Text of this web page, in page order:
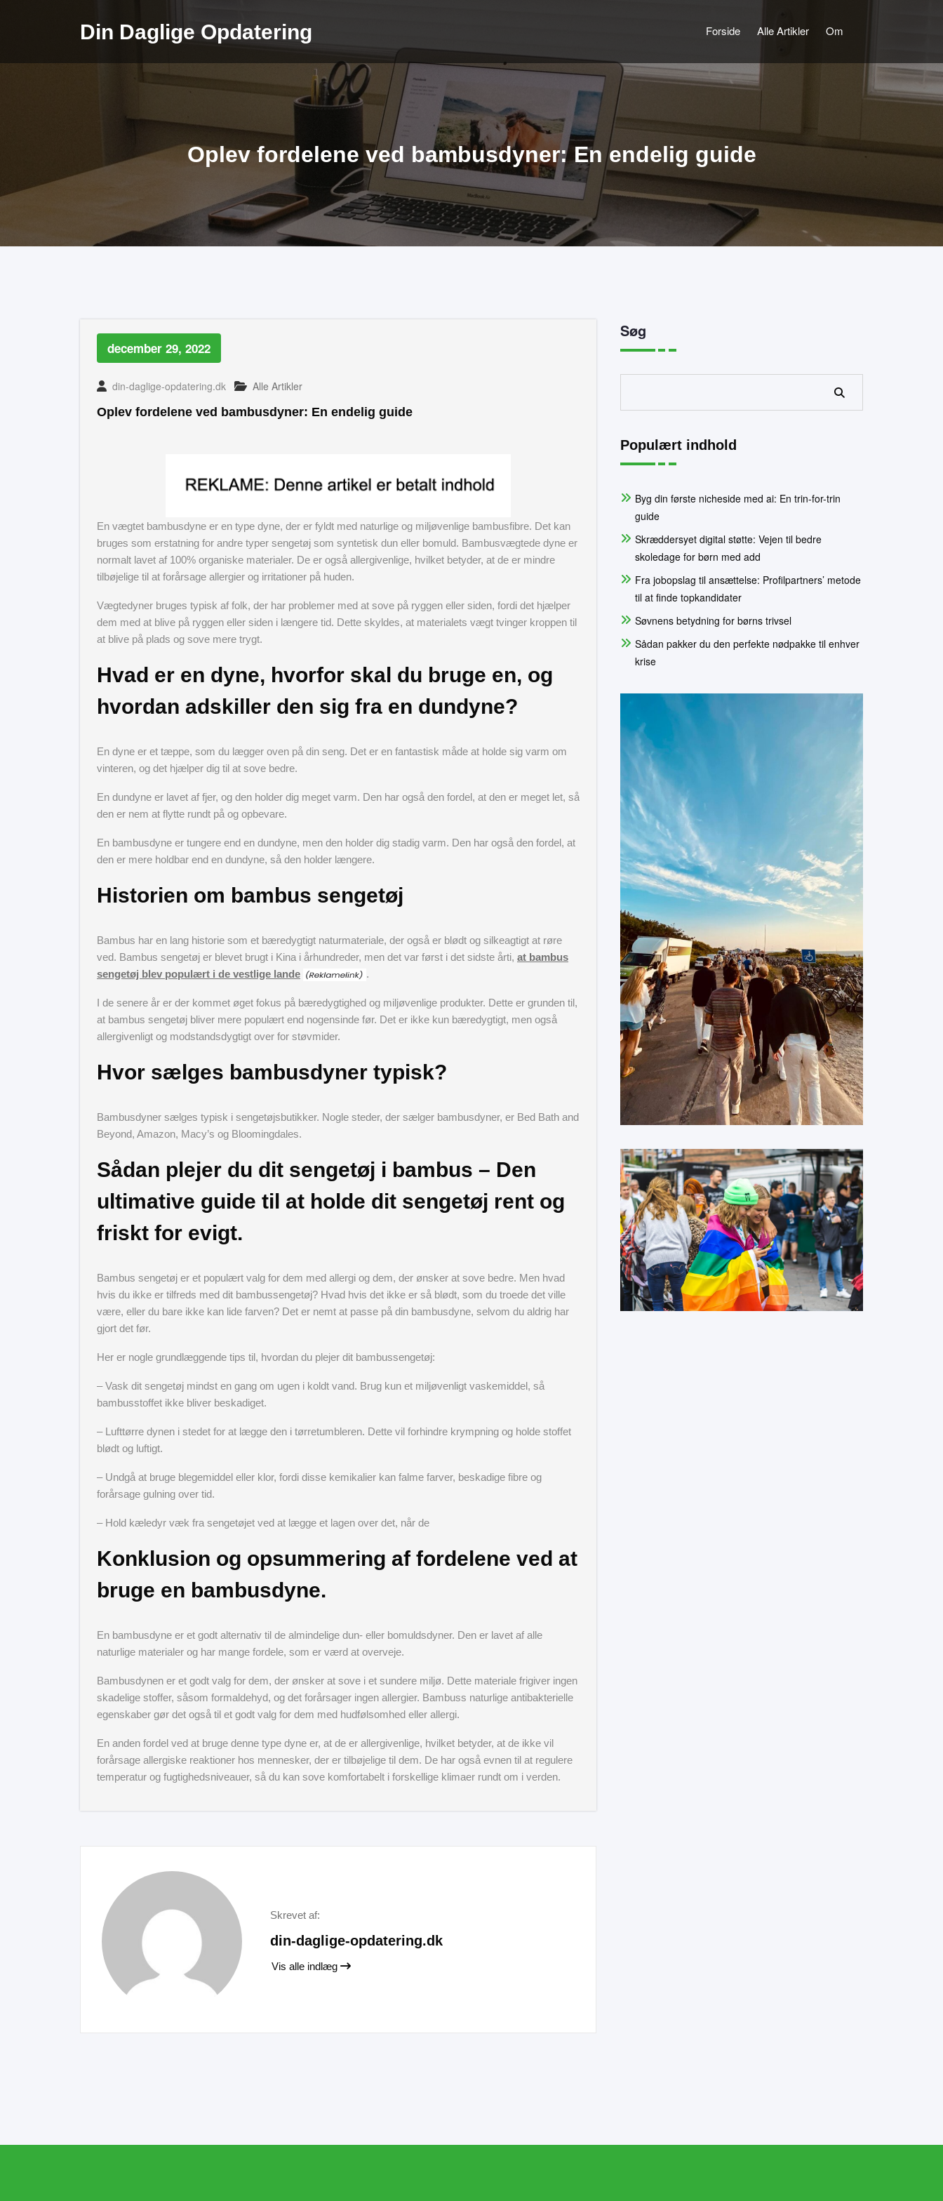
Din Daglige Opdatering Forside Alle Artikler Om
Oplev fordelene ved bambusdyner: En endelig guide
december 29, 2022
din-daglige-opdatering.dk
Alle Artikler
Oplev fordelene ved bambusdyner: En endelig guide
En vægtet bambusdyne er en type dyne, der er fyldt med naturlige og miljøvenlige bambusfibre. Det kan
bruges som erstatning for andre typer sengetøj som syntetisk dun eller bomuld. Bambusvægtede dyne er
normalt lavet af 100% organiske materialer. De er også allergivenlige, hvilket betyder, at de er mindre
tilbøjelige til at forårsage allergier og irritationer på huden.
Vægtedyner bruges typisk af folk, der har problemer med at sove på ryggen eller siden, fordi det hjælper
dem med at blive på ryggen eller siden i længere tid. Dette skyldes, at materialets vægt tvinger kroppen til
at blive på plads og sove mere trygt.
Hvad er en dyne, hvorfor skal du bruge en, og
hvordan adskiller den sig fra en dundyne?
En dyne er et tæppe, som du lægger oven på din seng. Det er en fantastisk måde at holde sig varm om
vinteren, og det hjælper dig til at sove bedre.
En dundyne er lavet af fjer, og den holder dig meget varm. Den har også den fordel, at den er meget let, så
den er nem at flytte rundt på og opbevare.
En bambusdyne er tungere end en dundyne, men den holder dig stadig varm. Den har også den fordel, at
den er mere holdbar end en dundyne, så den holder længere.
Historien om bambus sengetøj
Bambus har en lang historie som et bæredygtigt naturmateriale, der også er blødt og silkeagtigt at røre
ved. Bambus sengetøj er blevet brugt i Kina i århundreder, men det var først i det sidste årti, at bambus
sengetøj blev populært i de vestlige lande
.
I de senere år er der kommet øget fokus på bæredygtighed og miljøvenlige produkter. Dette er grunden til,
at bambus sengetøj bliver mere populært end nogensinde før. Det er ikke kun bæredygtigt, men også
allergivenligt og modstandsdygtigt over for støvmider.
Hvor sælges bambusdyner typisk?
Bambusdyner sælges typisk i sengetøjsbutikker. Nogle steder, der sælger bambusdyner, er Bed Bath and
Beyond, Amazon, Macy’s og Bloomingdales.
Sådan plejer du dit sengetøj i bambus – Den
ultimative guide til at holde dit sengetøj rent og
friskt for evigt.
Bambus sengetøj er et populært valg for dem med allergi og dem, der ønsker at sove bedre. Men hvad
hvis du ikke er tilfreds med dit bambussengetøj? Hvad hvis det ikke er så blødt, som du troede det ville
være, eller du bare ikke kan lide farven? Det er nemt at passe på din bambusdyne, selvom du aldrig har
gjort det før.
Her er nogle grundlæggende tips til, hvordan du plejer dit bambussengetøj:
– Vask dit sengetøj mindst en gang om ugen i koldt vand. Brug kun et miljøvenligt vaskemiddel, så
bambusstoffet ikke bliver beskadiget.
– Lufttørre dynen i stedet for at lægge den i tørretumbleren. Dette vil forhindre krympning og holde stoffet
blødt og luftigt.
– Undgå at bruge blegemiddel eller klor, fordi disse kemikalier kan falme farver, beskadige fibre og
forårsage gulning over tid.
– Hold kæledyr væk fra sengetøjet ved at lægge et lagen over det, når de
Konklusion og opsummering af fordelene ved at
bruge en bambusdyne.
En bambusdyne er et godt alternativ til de almindelige dun- eller bomuldsdyner. Den er lavet af alle
naturlige materialer og har mange fordele, som er værd at overveje.
Bambusdynen er et godt valg for dem, der ønsker at sove i et sundere miljø. Dette materiale frigiver ingen
skadelige stoffer, såsom formaldehyd, og det forårsager ingen allergier. Bambuss naturlige antibakterielle
egenskaber gør det også til et godt valg for dem med hudfølsomhed eller allergi.
En anden fordel ved at bruge denne type dyne er, at de er allergivenlige, hvilket betyder, at de ikke vil
forårsage allergiske reaktioner hos mennesker, der er tilbøjelige til dem. De har også evnen til at regulere
temperatur og fugtighedsniveauer, så du kan sove komfortabelt i forskellige klimaer rundt om i verden.
Skrevet af:
din-daglige-opdatering.dk
Vis alle indlæg
Søg
Populært indhold
Byg din første nicheside med ai: En trin-for-trin
guide
Skræddersyet digital støtte: Vejen til bedre
skoledage for børn med add
Fra jobopslag til ansættelse: Profilpartners’ metode
til at finde topkandidater
Søvnens betydning for børns trivsel
Sådan pakker du den perfekte nødpakke til enhver
krise